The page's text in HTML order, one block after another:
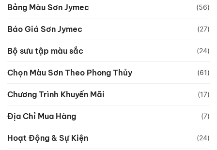
Bảng Màu Sơn Jymec (56)
Báo Giá Sơn Jymec (27)
Bộ sưu tập màu sắc (24)
Chọn Màu Sơn Theo Phong Thủy (61)
Chương Trình Khuyến Mãi (17)
Địa Chỉ Mua Hàng (7)
Hoạt Động & Sự Kiện (24)